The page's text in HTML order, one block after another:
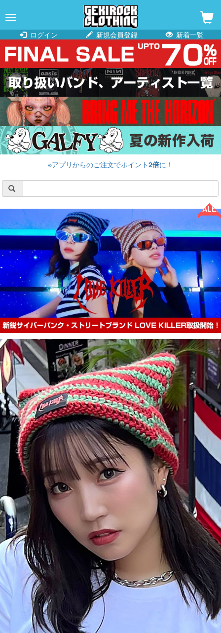
navigation
ログイン
新規会員登録 新着一覧
※アプリからのご注文でポイント2倍に！
SALE!!
SALE!!
SALE!!
SALE!!
SALE!!
SALE!!